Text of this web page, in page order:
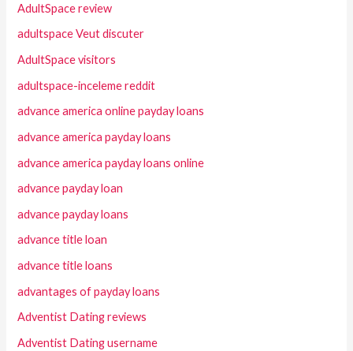
AdultSpace review
adultspace Veut discuter
AdultSpace visitors
adultspace-inceleme reddit
advance america online payday loans
advance america payday loans
advance america payday loans online
advance payday loan
advance payday loans
advance title loan
advance title loans
advantages of payday loans
Adventist Dating reviews
Adventist Dating username